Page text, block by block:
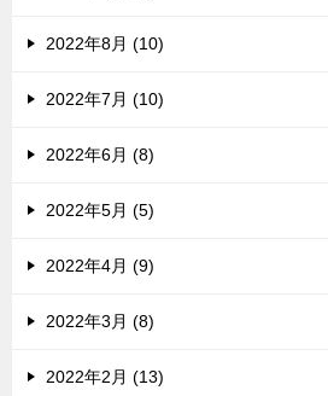
2022年8月 (10)
2022年7月 (10)
2022年6月 (8)
2022年5月 (5)
2022年4月 (9)
2022年3月 (8)
2022年2月 (13)